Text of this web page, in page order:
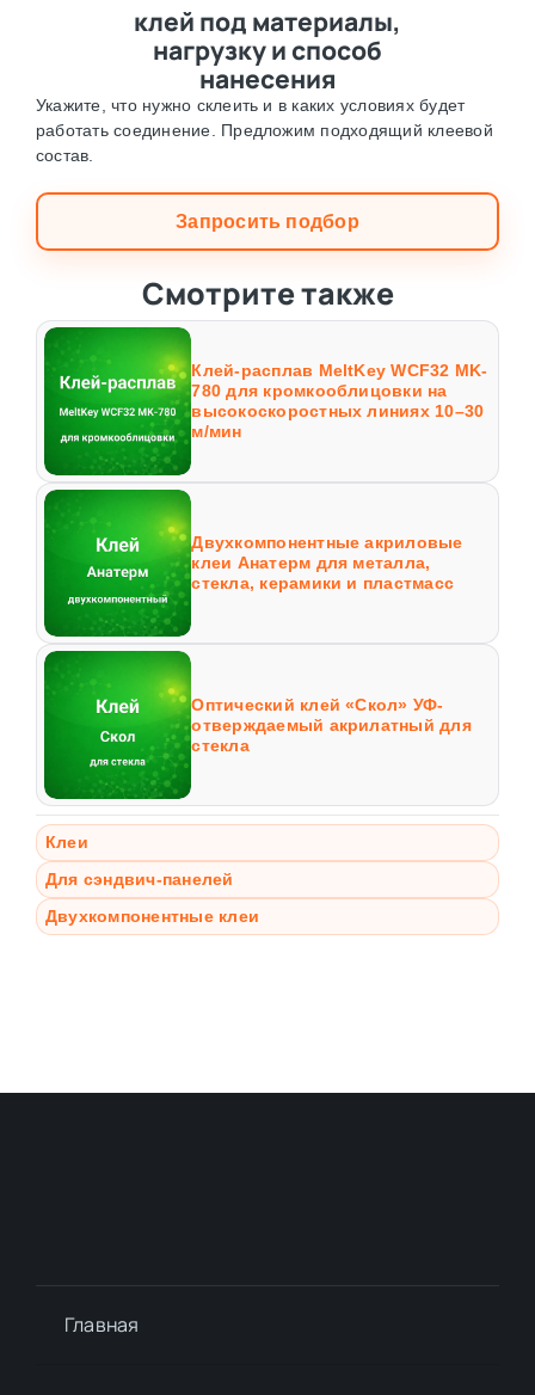
клей под материалы,
нагрузку и способ
нанесения
Укажите, что нужно склеить и в каких условиях будет
работать соединение. Предложим подходящий клеевой
состав.
Запросить подбор
Смотрите также
Клей-расплав MeltKey WCF32 MK-
780 для кромкооблицовки на
высокоскоростных линиях 10–30
м/мин
Двухкомпонентные акриловые
клеи Анатерм для металла,
стекла, керамики и пластмасс
Оптический клей «Скол» УФ-
отверждаемый акрилатный для
стекла
Клеи
Для сэндвич-панелей
Двухкомпонентные клеи
Главная